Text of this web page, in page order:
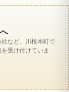
など、川根本町で
受け付けていま